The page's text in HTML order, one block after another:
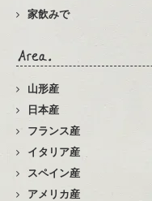
家飲みで
山形産
日本産
フランス産
イタリア産
スペイン産
アメリカ産